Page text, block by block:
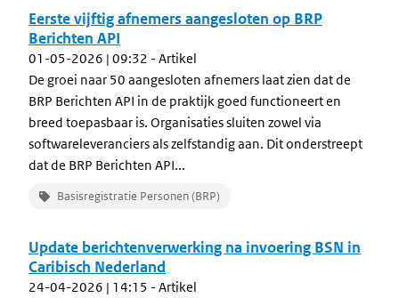
Eerste vijftig afnemers aangesloten op BRP
Berichten API
01-05-2026 | 09:32 - Artikel
De groei naar 50 aangesloten afnemers laat zien dat de
BRP Berichten API in de praktijk goed functioneert en
breed toepasbaar is. Organisaties sluiten zowel via
softwareleveranciers als zelfstandig aan. Dit onderstreept
dat de BRP Berichten API...
Basisregistratie Personen (BRP)
Update berichtenverwerking na invoering BSN in
Caribisch Nederland
24-04-2026 | 14:15 - Artikel